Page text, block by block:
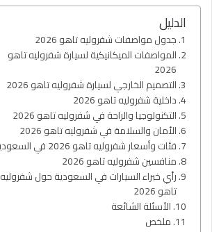
الدليل
جدول مواصفات شفروليه تاهو 2026
المواصفات الميكانيكية لسيارة شفروليه تاهو
2026
التصميم الخارجي لسيارة شفروليه تاهو 2026
داخلية شفروليه تاهو 2026
التكنولوجيا والراحة في شفروليه تاهو 2026
الأمان والسلامة في شفروليه تاهو 2026
فئات وأسعار شفروليه تاهو 2026 في السعودية
منافسين شفروليه تاهو 2026
رأي خبراء السيارات في السعودية حول شفروليه
تاهو 2026
الأسئلة الشائعة
ملخص